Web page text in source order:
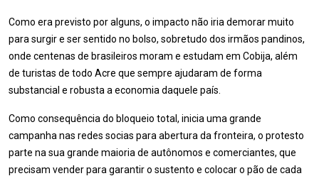
Como era previsto por alguns, o impacto não iria demorar muito
para surgir e ser sentido no bolso, sobretudo dos irmãos pandinos,
onde centenas de brasileiros moram e estudam em Cobija, além
de turistas de todo Acre que sempre ajudaram de forma
substancial e robusta a economia daquele país.
Como consequência do bloqueio total, inicia uma grande
campanha nas redes socias para abertura da fronteira, o protesto
parte na sua grande maioria de autônomos e comerciantes, que
precisam vender para garantir o sustento e colocar o pão de cada